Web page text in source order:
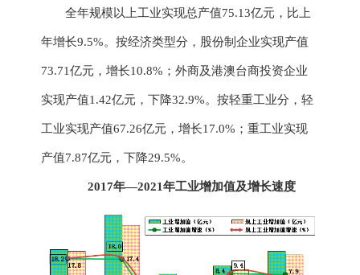
全年规模以上工业实现总产值75.13亿元，比上
年增长9.5%。按经济类型分，股份制企业实现产值
73.71亿元， 增长10.8%；外商及港澳台商投资企业
实现产值1.42亿元，下降32.9%。按轻重工业分，轻
工业实现产值67.26亿元，增长17.0% ；重工业实现
产值7.87亿元， 下降29.5%。
2017年—2021年工业增加值及增长速度